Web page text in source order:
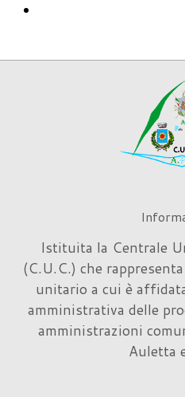
Istituita la Centrale
(C.U.C.) che
unitario a cui è
amministrativa delle
amministrazioni
Auletta